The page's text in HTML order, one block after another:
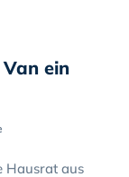
ein
Hausrat aus